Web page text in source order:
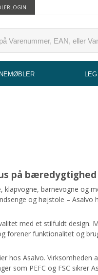
LEG
på bæredygtighed
barnevogne og
og højstole – Asalvo
med et stilfuldt
forener funktionalitet og
hos Asalvo.
som PEFC og FSC